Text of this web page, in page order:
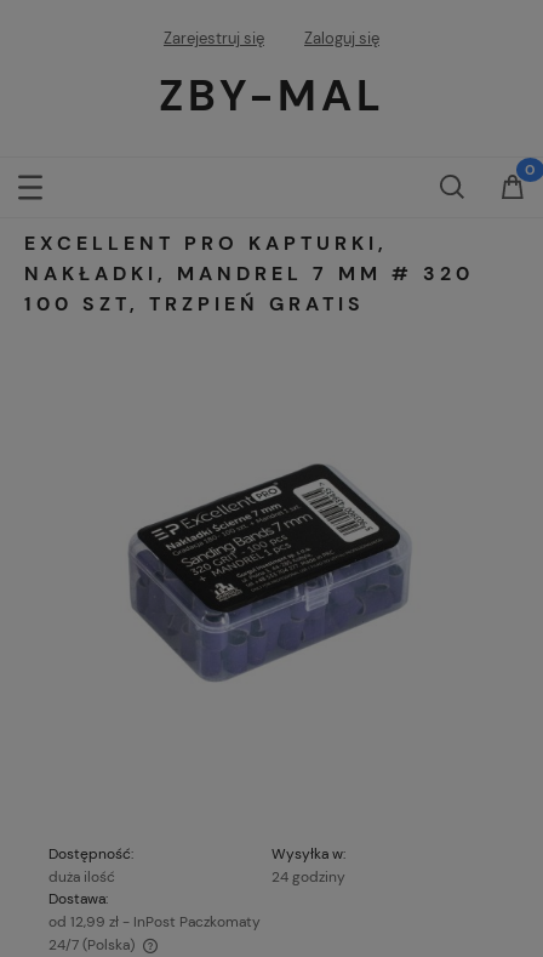
Zarejestruj się Zaloguj się
ZBY-MAL
EXCELLENT PRO KAPTURKI,
NAKŁADKI, MANDREL 7 MM # 320
100 SZT, TRZPIEŃ GRATIS
Dostępność:
duża ilość
Wysyłka w:
24 godziny
Dostawa:
od 12,99 zł - InPost Paczkomaty
24/7(Polska)